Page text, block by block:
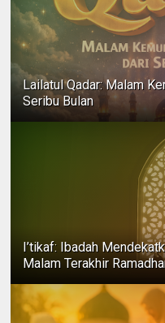
Lailatul Qadar: Malam
Seribu Bulan
I’tikaf: Ibadah
Malam Terakhir